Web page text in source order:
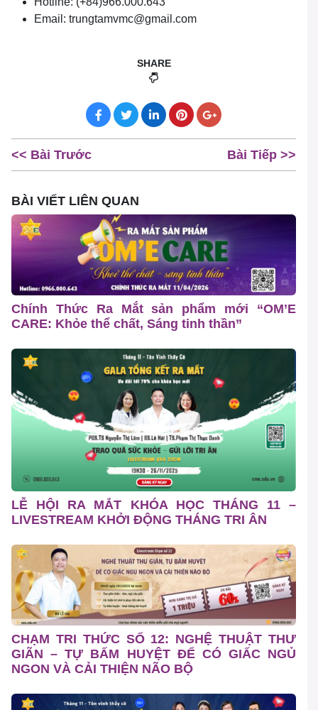
Email: trungtamvmc@gmail.com
SHARE
<< Bài Trước Bài Tiếp >>
BÀI VIẾT LIÊN QUAN
Chính Thức Ra Mắt sản phẩm mới “OM’E
CARE: Khỏe thể chất, Sáng tinh thần”
LỄ HỘI RA MẮT KHÓA HỌC THÁNG 11 –
LIVESTREAM KHỞI ĐỘNG THÁNG TRI ÂN
CHẠM TRI THỨC SỐ 12: NGHỆ THUẬT THƯ
GIÃN – TỰ BẤM HUYỆT ĐỂ CÓ GIẤC NGỦ
NGON VÀ CẢI THIỆN NÃO BỘ